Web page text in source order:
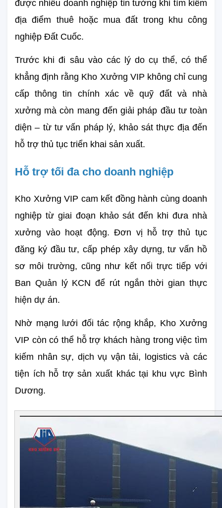
được nhiều doanh nghiệp tin tưởng khi tìm kiếm
địa điểm thuê hoặc mua đất trong khu công
nghiệp Đất Cuốc.
Trước khi đi sâu vào các lý do cụ thể, có thể
khẳng định rằng Kho Xưởng VIP không chỉ cung
cấp thông tin chính xác về quỹ đất và nhà
xưởng mà còn mang đến giải pháp đầu tư toàn
diện – từ tư vấn pháp lý, khảo sát thực địa đến
hỗ trợ thủ tục triển khai sản xuất.
Hỗ trợ tối đa cho doanh nghiệp
Kho Xưởng VIP cam kết đồng hành cùng doanh
nghiệp từ giai đoạn khảo sát đến khi đưa nhà
xưởng vào hoạt động. Đơn vị hỗ trợ thủ tục
đăng ký đầu tư, cấp phép xây dựng, tư vấn hồ
sơ môi trường, cũng như kết nối trực tiếp với
Ban Quản lý KCN để rút ngắn thời gian thực
hiện dự án.
Nhờ mạng lưới đối tác rộng khắp, Kho Xưởng
VIP còn có thể hỗ trợ khách hàng trong việc tìm
kiếm nhân sự, dịch vụ vận tải, logistics và các
tiện ích hỗ trợ sản xuất khác tại khu vực Bình
Dương.